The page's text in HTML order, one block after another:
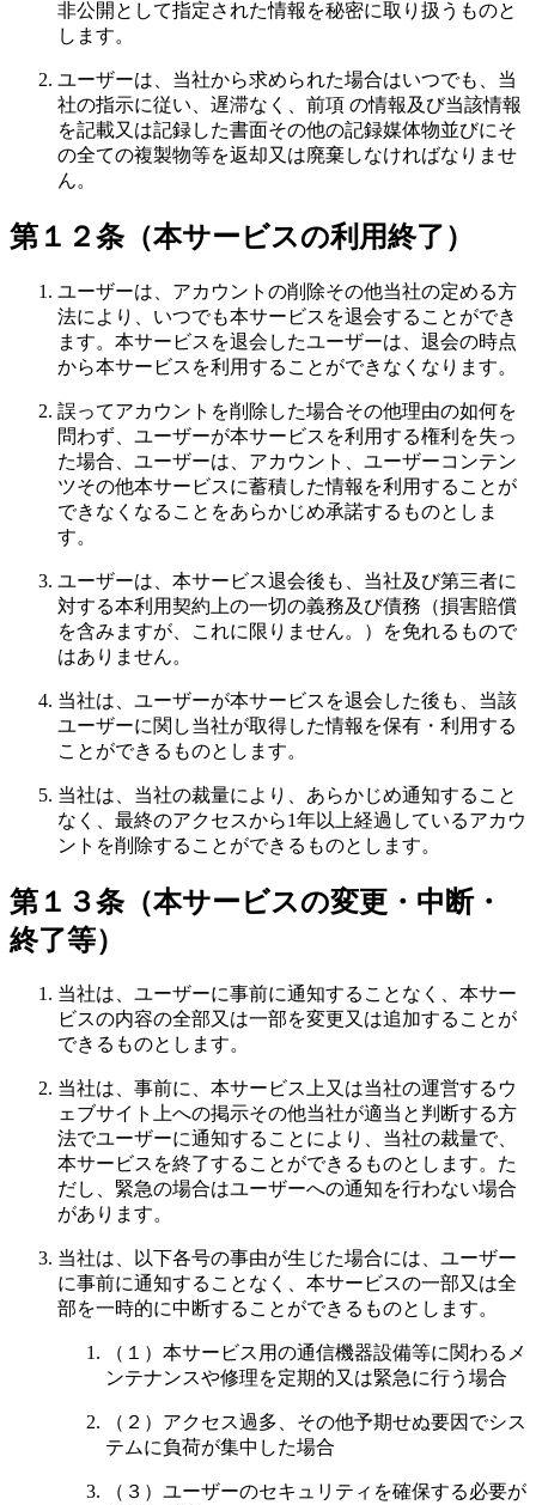
非公開として指定された情報を秘密に取り扱うものと
します。
ユーザーは、当社から求められた場合はいつでも、当
社の指示に従い、遅滞なく、前項 の情報及び当該情報
を記載又は記録した書面その他の記録媒体物並びにそ
の全ての複製物等を返却又は廃棄しなければなりませ
ん。
第１２条（本サービスの利用終了）
ユーザーは、アカウントの削除その他当社の定める方
法により、いつでも本サービスを退会することができ
ます。本サービスを退会したユーザーは、退会の時点
から本サービスを利用することができなくなります。
誤ってアカウントを削除した場合その他理由の如何を
問わず、ユーザーが本サービスを利用する権利を失っ
た場合、ユーザーは、アカウント、ユーザーコンテン
ツその他本サービスに蓄積した情報を利用することが
できなくなることをあらかじめ承諾するものとしま
す。
ユーザーは、本サービス退会後も、当社及び第三者に
対する本利用契約上の一切の義務及び債務（損害賠償
を含みますが、これに限りません。）を免れるもので
はありません。
当社は、ユーザーが本サービスを退会した後も、当該
ユーザーに関し当社が取得した情報を保有・利用する
ことができるものとします。
当社は、当社の裁量により、あらかじめ通知すること
なく、最終のアクセスから1年以上経過しているアカウ
ントを削除することができるものとします。
第１３条（本サービスの変更・中断・
終了等）
当社は、ユーザーに事前に通知することなく、本サー
ビスの内容の全部又は一部を変更又は追加することが
できるものとします。
当社は、事前に、本サービス上又は当社の運営するウ
ェブサイト上への掲示その他当社が適当と判断する方
法でユーザーに通知することにより、当社の裁量で、
本サービスを終了することができるものとします。た
だし、緊急の場合はユーザーへの通知を行わない場合
があります。
当社は、以下各号の事由が生じた場合には、ユーザー
に事前に通知することなく、本サービスの一部又は全
部を一時的に中断することができるものとします。
（１）本サービス用の通信機器設備等に関わるメ
ンテナンスや修理を定期的又は緊急に行う場合
（２）アクセス過多、その他予期せぬ要因でシス
テムに負荷が集中した場合
（３）ユーザーのセキュリティを確保する必要が